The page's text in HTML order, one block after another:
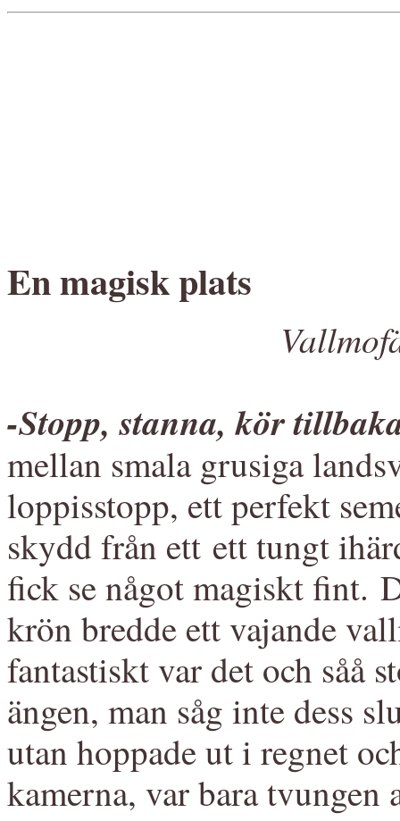
En magisk plats
-Stopp, stanna, kör
mellan smala grusiga
loppisstopp, ett perfekt
skydd från ett ett tungt
fick se något magiskt fint.
krön bredde ett vajande
fantastiskt var det och såå
ängen, man såg inte dess
utan hoppade ut i regnet
kamerna, var bara tvungen